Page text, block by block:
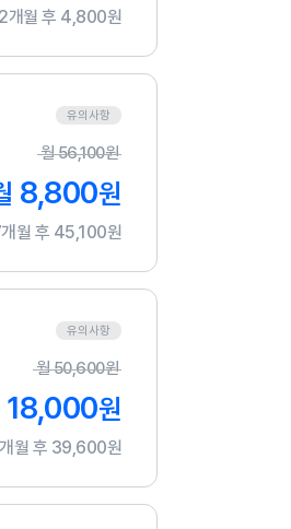
개월 후 4,800원
유의사항
월56,100원
8,800원
월 후 45,100원
유의사항
월50,600원
18,000원
월 후 39,600원